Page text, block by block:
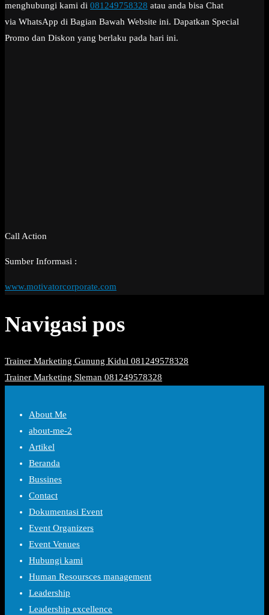
menghubungi kami di 081249758328 atau anda bisa Chat
via WhatsApp di Bagian Bawah Website ini. Dapatkan Special
Promo dan Diskon yang berlaku pada hari ini.
Call Action
Sumber Informasi :
www.motivatorcorporate.com
Navigasi pos
Trainer Marketing Gunung Kidul 081249578328
Trainer Marketing Sleman 081249578328
About Me
about-me-2
Artikel
Beranda
Bussines
Contact
Dokumentasi Event
Event Organizers
Event Venues
Hubungi kami
Human Resoursces management
Leadership
Leadership excellence